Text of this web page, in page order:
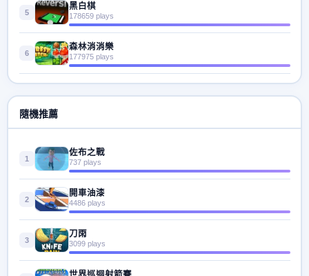
5
黑白棋
178659 plays
6
森林消消樂
177975 plays
隨機推薦
1
佐布之戰
737 plays
2
開車油漆
4486 plays
3
刀雨
3099 plays